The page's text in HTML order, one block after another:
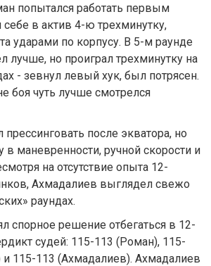
попытался работать первым
в актив 4-ю трехминутку,
ударами по корпусу. В 5-м раунде
лучше, но проиграл трехминутку на
- зевнул левый хук, был потрясен.
боя чуть лучше смотрелся
после экватора, но
в маневренности, ручной скорости и
на отсутствие опыта 12-
Ахмадалиев выглядел свежо
раундах.
спорное решение отбегаться в 12-
судей: 115-113 (Роман), 115-
115-113 (Ахмадалиев). Ахмадалиев